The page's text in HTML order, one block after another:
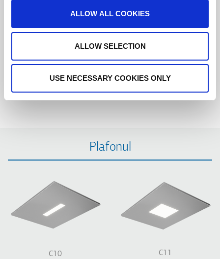
ALLOW ALL COOKIES
ALLOW SELECTION
USE NECESSARY COOKIES ONLY
Plafonul
C10 C11